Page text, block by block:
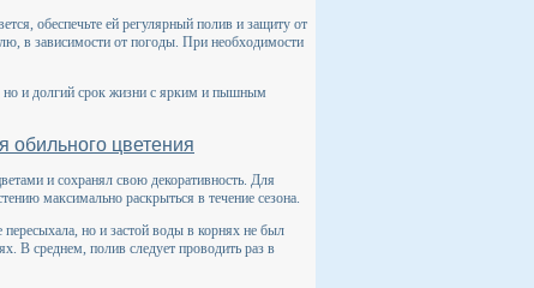
обеспечьте ей регулярный полив и защиту от
в зависимости от погоды. При необходимости
но и долгий срок жизни с ярким и пышным
обильного цветения
и сохранял свою декоративность. Для
максимально раскрыться в течение сезона.
но и застой воды в корнях не был
В среднем, полив следует проводить раз в